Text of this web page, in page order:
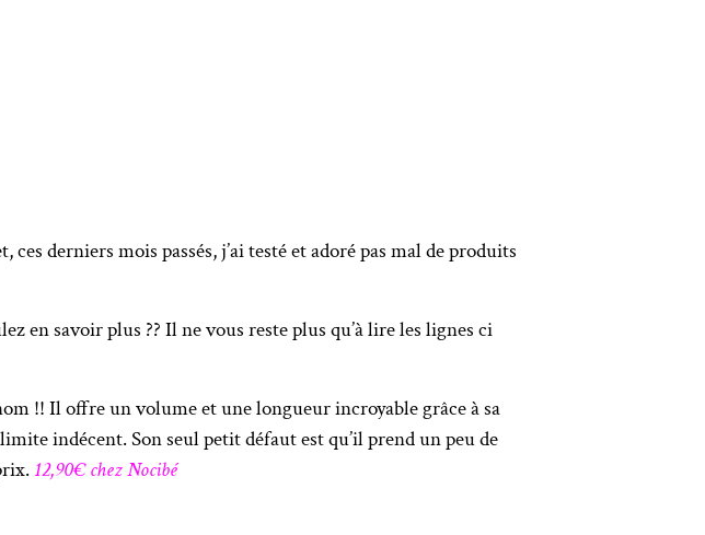
derniers mois passés, j’ai testé et adoré pas mal de produits
en savoir plus ?? Il ne vous reste plus qu’à lire les lignes ci
!! Il offre un volume et une longueur incroyable grâce à sa
indécent. Son seul petit défaut est qu’il prend un peu de
12,90€ chez Nocibé